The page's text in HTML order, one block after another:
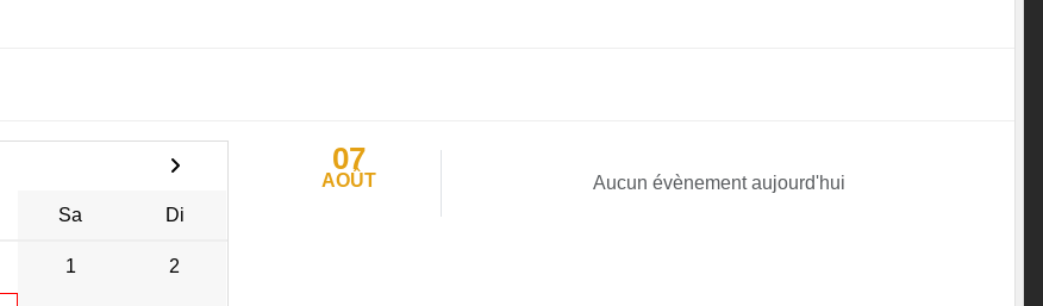
Sa Di
1 2
07
AOÛT Aucun évènement aujourd'hui